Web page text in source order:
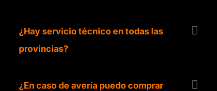
¿Hay servicio técnico en todas las
provincias?
¿En caso de avería puedo comprar